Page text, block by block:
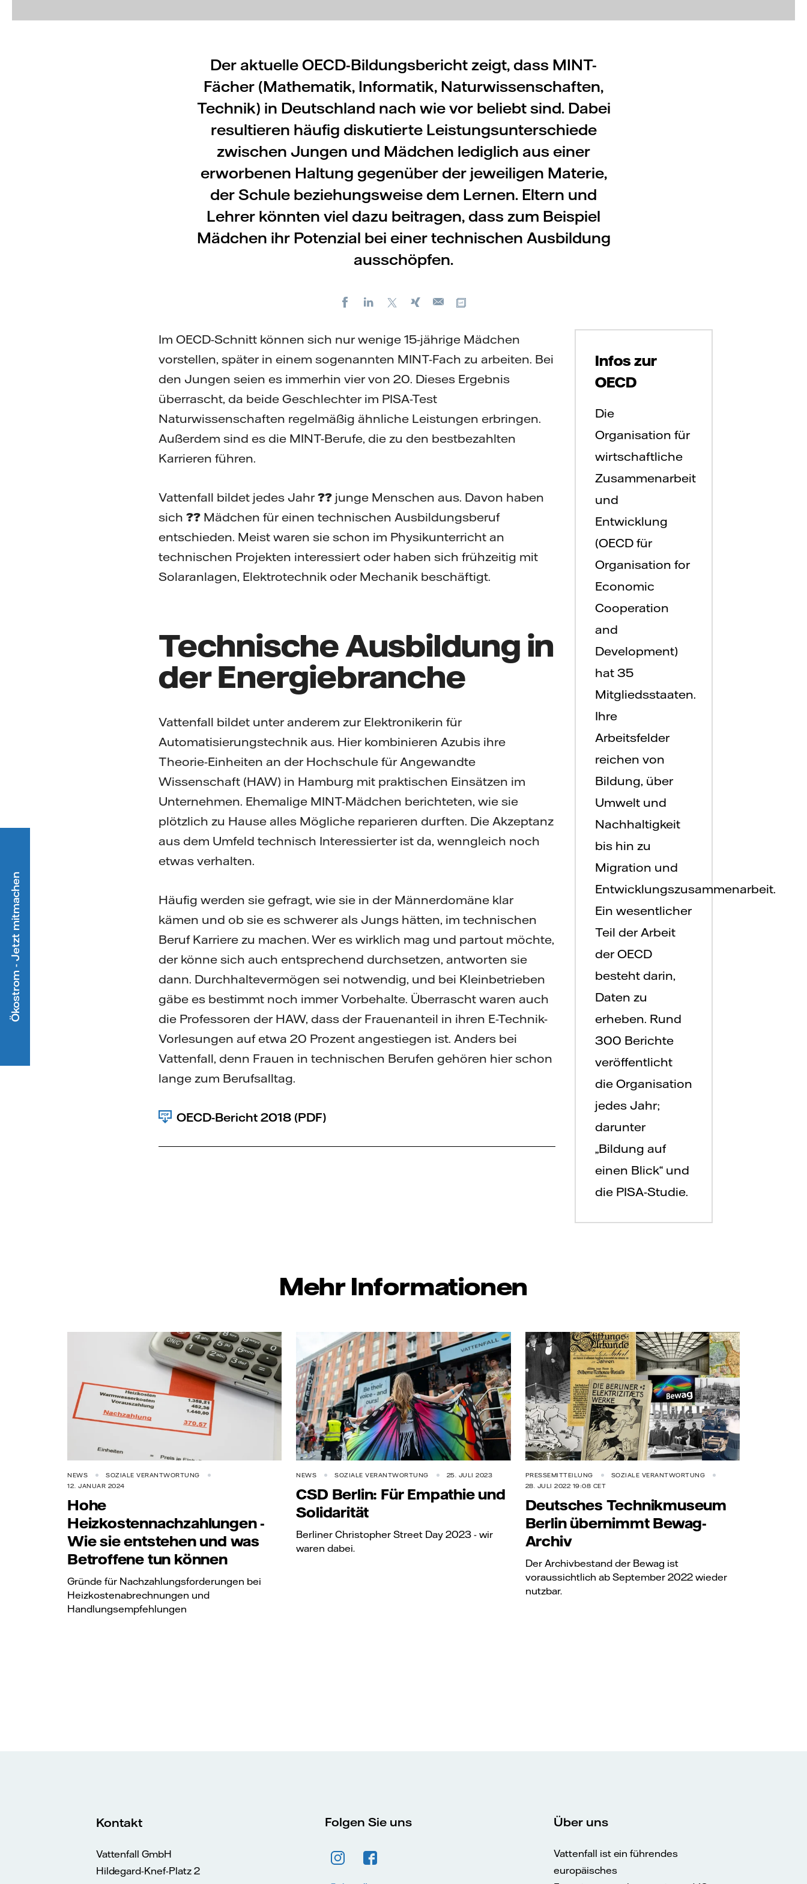
Der aktuelle OECD-Bildungsbericht zeigt, dass MINT-
Fächer (Mathematik, Informatik, Naturwissenschaften,
Technik) in Deutschland nach wie vor beliebt sind. Dabei
resultieren häufig diskutierte Leistungsunterschiede
zwischen Jungen und Mädchen lediglich aus einer
erworbenen Haltung gegenüber der jeweiligen Materie,
der Schule beziehungsweise dem Lernen. Eltern und
Lehrer könnten viel dazu beitragen, dass zum Beispiel
Mädchen ihr Potenzial bei einer technischen Ausbildung
ausschöpfen.
FacebookLinkedIn Xing
E-
Infos zur
OECD
Die
Organisation für
wirtschaftliche
Zusammenarbeit
und
Entwicklung
(OECD für
Organisation for
Economic
Cooperation
and
Development)
hat 35
Mitgliedsstaaten.
Ihre
Arbeitsfelder
reichen von
Bildung, über
Umwelt und
Nachhaltigkeit
bis hin zu
Migration und
Entwicklungszusammenarbeit.
Ein wesentlicher
Teil der Arbeit
der OECD
besteht darin,
Daten zu
erheben. Rund
300 Berichte
veröffentlicht
die Organisation
jedes Jahr;
darunter
„Bildung auf
einen Blick“ und
die PISA-Studie.
Im OECD-Schnitt können sich nur wenige 15-jährige Mädchen
vorstellen, später in einem sogenannten MINT-Fach zu arbeiten. Bei
den Jungen seien es immerhin vier von 20. Dieses Ergebnis
überrascht, da beide Geschlechter im PISA-Test
Naturwissenschaften regelmäßig ähnliche Leistungen erbringen.
Außerdem sind es die MINT-Berufe, die zu den bestbezahlten
Karrieren führen.
Vattenfall bildet jedes Jahr?? junge Menschen aus. Davon haben
sich ?? Mädchen für einen technischen Ausbildungsberuf
entschieden. Meist waren sie schon im Physikunterricht an
technischen Projekten interessiert oder haben sich frühzeitig mit
Solaranlagen, Elektrotechnik oder Mechanik beschäftigt.
Technische Ausbildung in
der Energiebranche
Vattenfall bildet unter anderem zur Elektronikerin für
Automatisierungstechnik aus. Hier kombinieren Azubis ihre
Theorie-Einheiten an der Hochschule für Angewandte
Wissenschaft (HAW) in Hamburg mit praktischen Einsätzen im
Unternehmen. Ehemalige MINT-Mädchen berichteten, wie sie
plötzlich zu Hause alles Mögliche reparieren durften. Die Akzeptanz
aus dem Umfeld technisch Interessierter ist da, wenngleich noch
etwas verhalten.
Häufig werden sie gefragt, wie sie in der Männerdomäne klar
kämen und ob sie es schwerer als Jungs hätten, im technischen
Beruf Karriere zu machen. Wer es wirklich mag und partout möchte,
der könne sich auch entsprechend durchsetzen, antworten sie
dann. Durchhaltevermögen sei notwendig, und bei Kleinbetrieben
gäbe es bestimmt noch immer Vorbehalte. Überrascht waren auch
die Professoren der HAW, dass der Frauenanteil in ihren E-Technik-
Vorlesungen auf etwa 20 Prozent angestiegen ist. Anders bei
Vattenfall, denn Frauen in technischen Berufen gehören hier schon
lange zum Berufsalltag.
OECD-Bericht 2018 (PDF)
Mehr Informationen
NEWS
SOZIALE VERANTWORTUNG
12. JANUAR 2024
Hohe
Heizkostennachzahlungen -
Wie sie entstehen und was
Betroffene tun können
Gründe für Nachzahlungsforderungen bei
Heizkostenabrechnungen und
Handlungsempfehlungen
NEWS SOZIALE VERANTWORTUNG 25. JULI 2023
CSD Berlin: Für Empathie und
Solidarität
Berliner Christopher Street Day 2023 - wir
waren dabei.
PRESSEMITTEILUNG
SOZIALE VERANTWORTUNG
28. JULI 2022 19:08 CET
Deutsches Technikmuseum
Berlin übernimmt Bewag-
Archiv
Der Archivbestand der Bewag ist
voraussichtlich ab September 2022 wieder
nutzbar.
Ökostrom - Jetzt mitmachen
Kontakt
Vattenfall GmbH
Hildegard-Knef-Platz 2
Folgen Sie uns Über uns
Vattenfall ist ein führendes
europäisches